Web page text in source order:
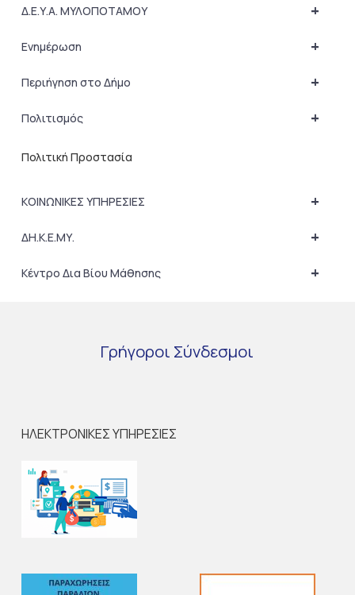
+
Δ.Ε.Υ.Α. ΜΥΛΟΠΟΤΑΜΟΥ
+
Ενημέρωση
+
Περιήγηση στο Δήμο
+
Πολιτισμός
Πολιτική Προστασία
+
ΚΟΙΝΩΝΙΚΕΣ ΥΠΗΡΕΣΙΕΣ
+
ΔΗ.Κ.Ε.ΜΥ.
+
Κέντρο Δια Βίου Μάθησης
Γρήγοροι Σύνδεσμοι
ΗΛΕΚΤΡΟΝΙΚΕΣ ΥΠΗΡΕΣΙΕΣ